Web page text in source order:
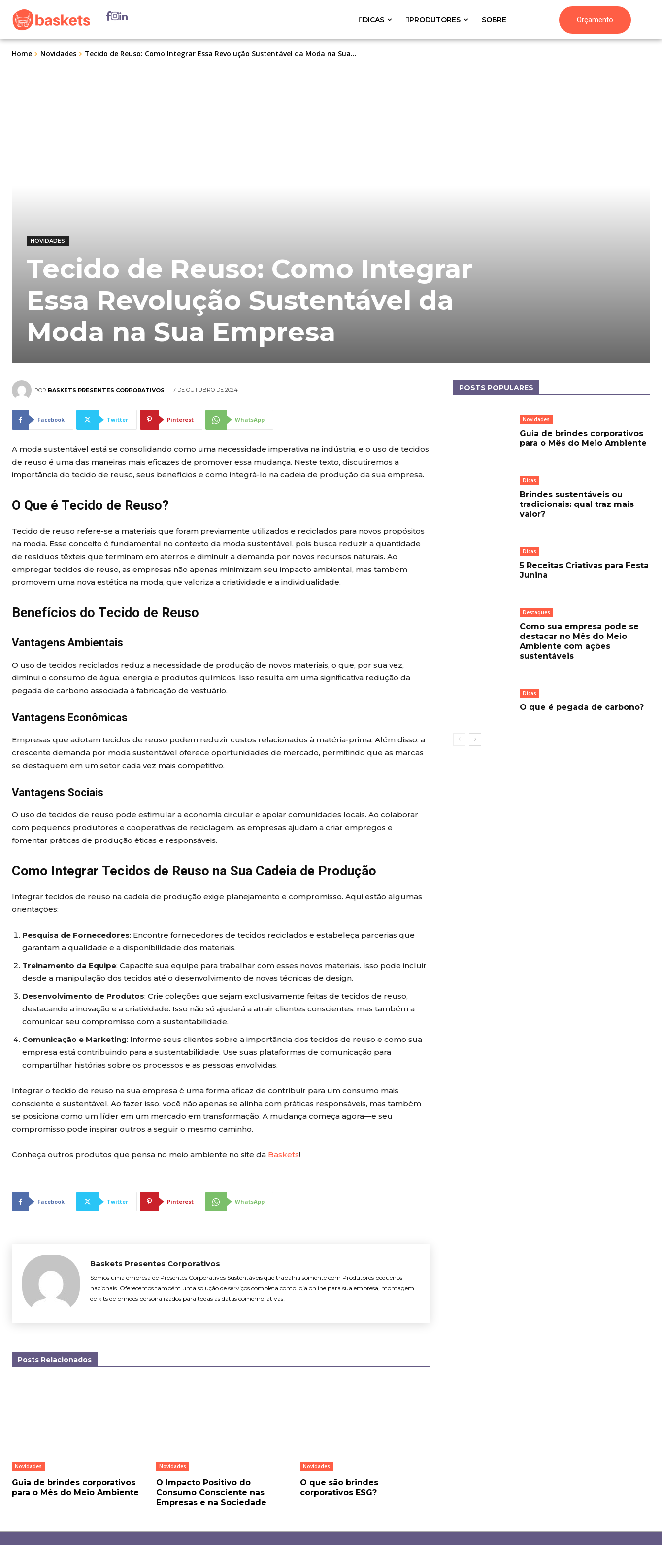
DICAS PRODUTORES SOBRE Orçamento
Home Novidades Tecido de Reuso: Como Integrar Essa Revolução Sustentável da Moda na Sua...
NOVIDADES
Tecido de Reuso: Como Integrar
Essa Revolução Sustentável da
Moda na Sua Empresa
POR BASKETS PRESENTES CORPORATIVOS 17 DE OUTUBRO DE 2024
Facebook Twitter Pinterest WhatsApp
A moda sustentável está se consolidando como uma necessidade imperativa na indústria, e o uso de tecidos
de reuso é uma das maneiras mais eficazes de promover essa mudança. Neste texto, discutiremos a
importância do tecido de reuso, seus benefícios e como integrá-lo na cadeia de produção da sua empresa.
O Que é Tecido de Reuso?
Tecido de reuso refere-se a materiais que foram previamente utilizados e reciclados para novos propósitos
na moda. Esse conceito é fundamental no contexto da moda sustentável, pois busca reduzir a quantidade
de resíduos têxteis que terminam em aterros e diminuir a demanda por novos recursos naturais. Ao
empregar tecidos de reuso, as empresas não apenas minimizam seu impacto ambiental, mas também
promovem uma nova estética na moda, que valoriza a criatividade e a individualidade.
Benefícios do Tecido de Reuso
Vantagens Ambientais
O uso de tecidos reciclados reduz a necessidade de produção de novos materiais, o que, por sua vez,
diminui o consumo de água, energia e produtos químicos. Isso resulta em uma significativa redução da
pegada de carbono associada à fabricação de vestuário.
Vantagens Econômicas
Empresas que adotam tecidos de reuso podem reduzir custos relacionados à matéria-prima. Além disso, a
crescente demanda por moda sustentável oferece oportunidades de mercado, permitindo que as marcas
se destaquem em um setor cada vez mais competitivo.
Vantagens Sociais
O uso de tecidos de reuso pode estimular a economia circular e apoiar comunidades locais. Ao colaborar
com pequenos produtores e cooperativas de reciclagem, as empresas ajudam a criar empregos e
fomentar práticas de produção éticas e responsáveis.
Como Integrar Tecidos de Reuso na Sua Cadeia de Produção
Integrar tecidos de reuso na cadeia de produção exige planejamento e compromisso. Aqui estão algumas
orientações:
Pesquisa de Fornecedores: Encontre fornecedores de tecidos reciclados e estabeleça parcerias que
garantam a qualidade e a disponibilidade dos materiais.
Treinamento da Equipe: Capacite sua equipe para trabalhar com esses novos materiais. Isso pode incluir
desde a manipulação dos tecidos até o desenvolvimento de novas técnicas de design.
Desenvolvimento de Produtos: Crie coleções que sejam exclusivamente feitas de tecidos de reuso,
destacando a inovação e a criatividade. Isso não só ajudará a atrair clientes conscientes, mas também a
comunicar seu compromisso com a sustentabilidade.
Comunicação e Marketing: Informe seus clientes sobre a importância dos tecidos de reuso e como sua
empresa está contribuindo para a sustentabilidade. Use suas plataformas de comunicação para
compartilhar histórias sobre os processos e as pessoas envolvidas.
Integrar o tecido de reuso na sua empresa é uma forma eficaz de contribuir para um consumo mais
consciente e sustentável. Ao fazer isso, você não apenas se alinha com práticas responsáveis, mas também
se posiciona como um líder em um mercado em transformação. A mudança começa agora—e seu
compromisso pode inspirar outros a seguir o mesmo caminho.
Conheça outros produtos que pensa no meio ambiente no site da Baskets!
Facebook Twitter Pinterest WhatsApp
Baskets Presentes Corporativos
Somos uma empresa de Presentes Corporativos Sustentáveis que trabalha somente com Produtores pequenos
nacionais. Oferecemos também uma solução de serviços completa como loja online para sua empresa, montagem
de kits de brindes personalizados para todas as datas comemorativas!
Posts Relacionados
Novidades
Guia de brindes corporativos
para o Mês do Meio Ambiente
Novidades
O Impacto Positivo do
Consumo Consciente nas
Empresas e na Sociedade
Novidades
O que são brindes
corporativos ESG?
POSTS POPULARES
Novidades
Guia de brindes corporativos
para o Mês do Meio Ambiente
Dicas
Brindes sustentáveis ou
tradicionais: qual traz mais
valor?
Dicas
5 Receitas Criativas para Festa
Junina
Destaques
Como sua empresa pode se
destacar no Mês do Meio
Ambiente com ações
sustentáveis
Dicas
O que é pegada de carbono?